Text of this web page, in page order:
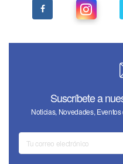
Suscríbete a
Noticias, Novedades,